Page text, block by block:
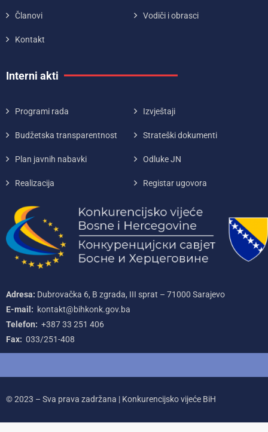
Članovi Vodiči i obrasci
Kontakt
Interni akti
Programi rada Izvještaji
Budžetska transparentnost Strateški dokumenti
Plan javnih nabavki Odluke JN
Realizacija Registar ugovora
Adresa: Dubrovačka 6, B zgrada, III sprat – 71000‌ Sarajevo
E-mail: kontakt@bihkonk.gov.ba
Telefon: +387‌ 33‌ 251‌ 406
Fax: 033/251-408
© 2023 – Sva prava zadržana | Konkurencijsko vijeće BiH